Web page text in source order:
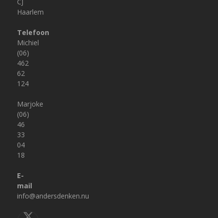
Haarlem
Telefoon
Michiel
(06)
462
62
124
Marjoke
(06)
46
33
04
18
E-
mail
info@andersdenken.nu